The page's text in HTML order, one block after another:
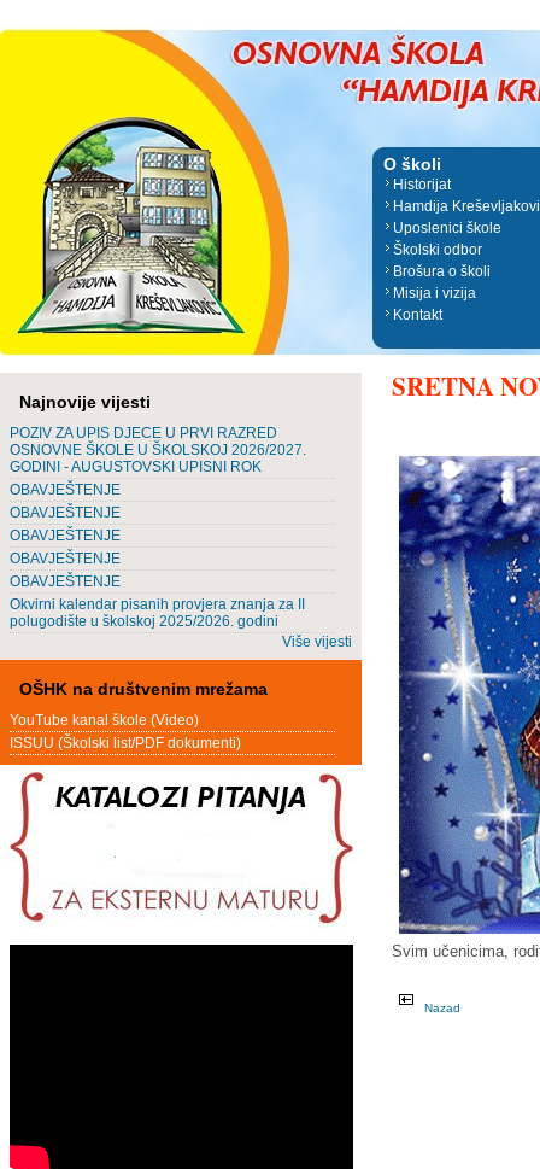
O školi
Historijat
Hamdija
Uposlenici škole
Školski odbor
Brošura o školi
Misija i vizija
Kontakt
Najnovije vijesti
POZIV ZA UPIS DJECE U PRVI RAZRED
OSNOVNE ŠKOLE U ŠKOLSKOJ 2026/2027.
GODINI - AUGUSTOVSKI UPISNI ROK
OBAVJEŠTENJE
OBAVJEŠTENJE
OBAVJEŠTENJE
OBAVJEŠTENJE
OBAVJEŠTENJE
Okvirni kalendar pisanih provjera znanja za II
polugodište u školskoj 2025/2026. godini
Više vijesti
OŠHK na društvenim mrežama
YouTube kanal škole (Video)
ISSUU (Školski list/PDF dokumenti)
SRETNA
Svim učenicima,
Nazad